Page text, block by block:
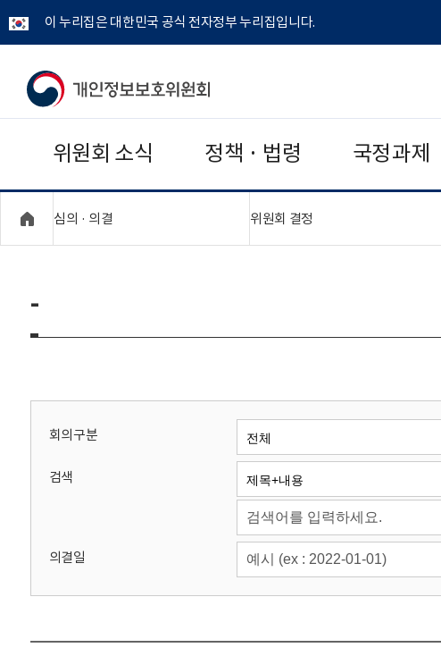
이 누리집은 대한민국 공식 전자정부 누리집입니다.
개
보
보
위
회
위원회 소식 정책 · 법령 국정과제
심의 · 의결 위원회 결정
-
회의구분
검색
의결일